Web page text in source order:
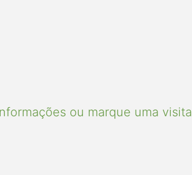
ou marque uma visita